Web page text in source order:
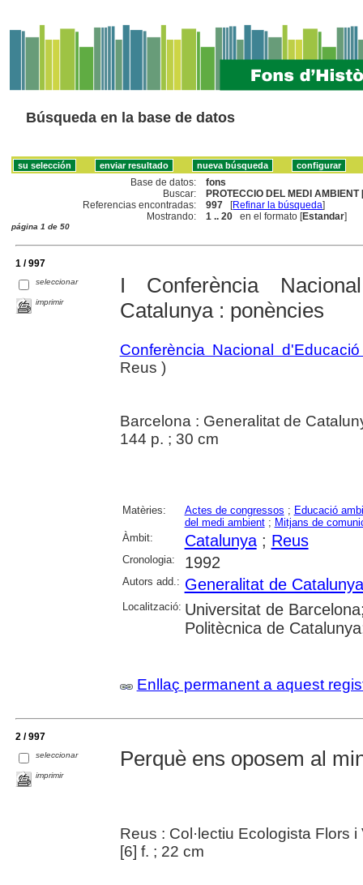
Búsqueda en la base de datos
Base de datos:
fons
Buscar:
PROTECCIO DEL MEDI AMBIENT
Referencias encontradas:
997 [Refinar la búsqueda]
Mostrando:
1 .. 20 en el formato [Estandar]
página 1 de 50
1 / 997
seleccionar
imprimir
I Conferència
Catalunya : ponències
Conferència Nacional
Reus )
Barcelona : Generalitat de
144 p. ; 30 cm
Matèries: Actes de congressos ; Educació
del medi ambient; Mitjans de
Àmbit:
Catalunya; Reus
Cronologia: 1992
Autors add.: Generalitat de Catalunya
Localització: Universitat de
Politècnica de
Enllaç permanent a aquest
2 / 997
seleccionar
imprimir
Perquè ens oposem al
Reus : Col·lectiu Ecologista Flors
[6] f. ; 22 cm